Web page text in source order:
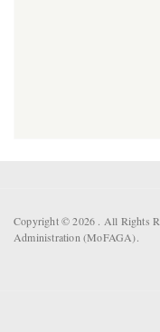
Copyright © 2026 . All Rights
Administration (MoFAGA).